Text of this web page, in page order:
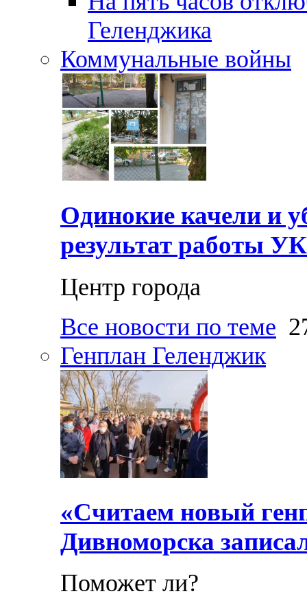
Геленджика
Коммунальные войны
Одинокие качели и
результат работы
Центр города
Все новости по теме
Генплан Геленджик
«Считаем новый
Дивноморска
Поможет ли?